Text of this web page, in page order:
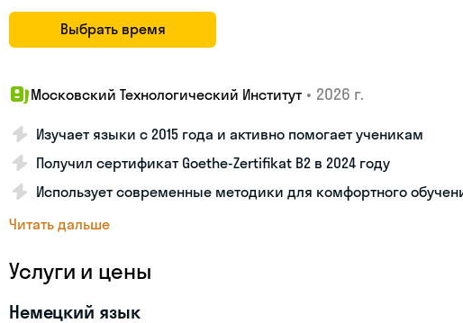
Выбрать время
Московский Технологический Институт • 2026 г.
Изучает языки с 2015 года и активно помогает ученикам
Получил сертификат Goethe-Zertifikat B2 в 2024 году
Использует современные методики для комфортного
Читать дальше
Услуги и цены
Немецкий язык